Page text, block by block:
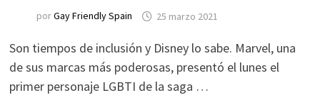
porGay Friendly Spain 25 marzo 2021
Son tiempos de inclusión y Disney lo sabe. Marvel, una
de sus marcas más poderosas, presentó el lunes el
primer personaje LGBTI de la saga …